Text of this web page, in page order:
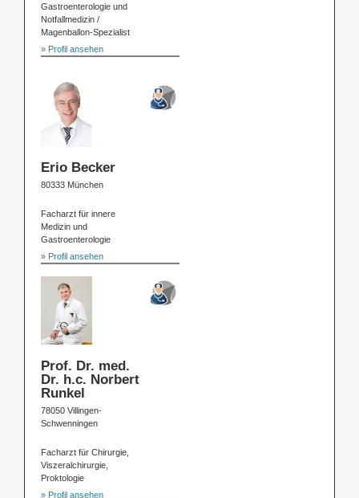
Gastroenterologie und
Notfallmedizin /
Magenballon-Spezialist
» Profil ansehen
Erio Becker
80333 München
Facharzt für innere
Medizin und
Gastroenterologie
» Profil ansehen
Prof. Dr. med.
Dr. h.c. Norbert
Runkel
78050 Villingen-
Schwenningen
Facharzt für Chirurgie,
Viszeralchirurgie,
Proktologie
» Profil ansehen